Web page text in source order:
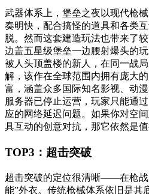
武器体系上，堡垒之夜以现代枪
奏明快，配合搞怪的道具和各类
脱。然而这套建造玩法也带来了
边盖五星级堡垒一边腰射爆头的
被人头顶盖楼的新人，在同一战
解，该作在全球范围内拥有庞大
富，涵盖众多国际知名影视、动
服务器已停止运营，玩家只能通
应的网络延迟问题。如果你对空
具互动的创意对抗，那它依然是值
TOP3：超击突破
超击突破的定位很清晰——在枪战
能”外衣。传统枪械体系依旧是其